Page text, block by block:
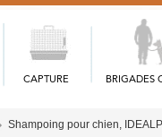
CAPTURE BRIGADES
Shampoing pour chien,